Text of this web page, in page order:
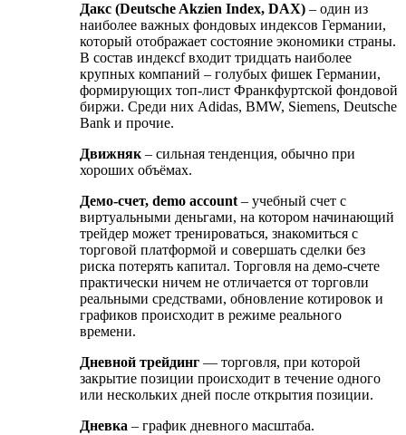
Дакс (Deutsche Akzien Index, DAX) – один из
наиболее важных фондовых индексов Германии,
который отображает состояние экономики страны.
В состав индексf входит тридцать наиболее
крупных компаний – голубых фишек Германии,
формирующих топ-лист Франкфуртской фондовой
биржи. Среди них Adidas, BMW, Siemens, Deutsche
Bank и прочие.
Движняк– сильная тенденция, обычно при
хороших объёмах.
Демо-счет, demo account– учебный счет с
виртуальными деньгами, на котором начинающий
трейдер может тренироваться, знакомиться с
торговой платформой и совершать сделки без
риска потерять капитал. Торговля на демо-счете
практически ничем не отличается от торговли
реальными средствами, обновление котировок и
графиков происходит в режиме реального
времени.
Дневной трейдинг — торговля, при которой
закрытие позиции происходит в течение одного
или нескольких дней после открытия позиции.
Дневка – график дневного масштаба.